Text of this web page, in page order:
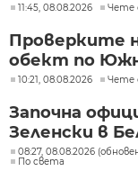
11:45, 08.08.2026 Чете
Проверките
обект по
10:21, 08.08.2026 Чете
Започна
Зеленски в
08:27, 08.08.2026
По света